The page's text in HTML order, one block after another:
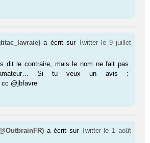
a écrit sur Twitter
le 9 juillet
dit le contraire, mais le nom ne fait pas
amateur… Si tu veux un avis :
cc @jbfavre
a écrit sur Twitter le 1 août